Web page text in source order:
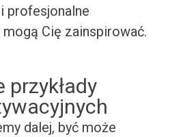
profesjonalne
mogą Cię zainspirować.
przykłady
dalej, być może